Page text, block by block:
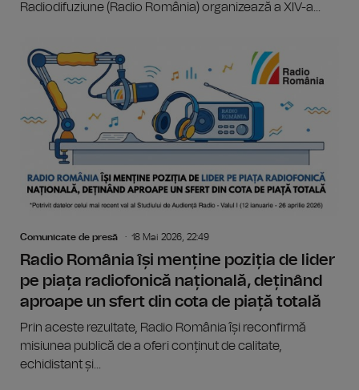
Radiodifuziune (Radio România) organizează a XIV-a...
Comunicate de presă 18 Mai 2026, 22:49
Radio România își menține poziția de lider
pe piața radiofonică națională, deținând
aproape un sfert din cota de piață totală
Prin aceste rezultate, Radio România își reconfirmă
misiunea publică de a oferi conținut de calitate,
echidistant și...